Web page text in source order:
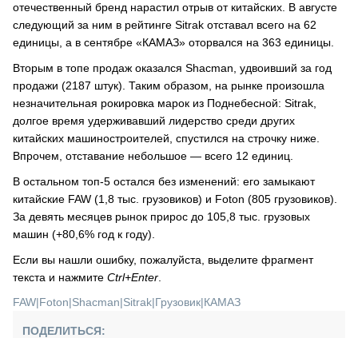
отечественный бренд нарастил отрыв от китайских. В августе
следующий за ним в рейтинге Sitrak отставал всего на 62
единицы, а в сентябре «КАМАЗ» оторвался на 363 единицы.
Вторым в топе продаж оказался Shacman, удвоивший за год
продажи (2187 штук). Таким образом, на рынке произошла
незначительная рокировка марок из Поднебесной: Sitrak,
долгое время удерживавший лидерство среди других
китайских машиностроителей, спустился на строчку ниже.
Впрочем, отставание небольшое — всего 12 единиц.
В остальном топ-5 остался без изменений: его замыкают
китайские FAW (1,8 тыс. грузовиков) и Foton (805 грузовиков).
За девять месяцев рынок прирос до 105,8 тыс. грузовых
машин (+80,6% год к году).
Если вы нашли ошибку, пожалуйста, выделите фрагмент
текста и нажмите Ctrl+Enter
FAW|Foton|Shacman|Sitrak|Грузовик|КАМАЗ
ПОДЕЛИТЬСЯ: